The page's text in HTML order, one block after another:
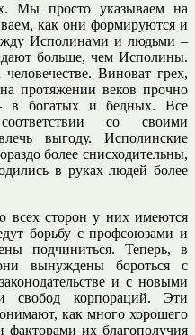
Мы просто указываем на
как они формируются и
Исполинами и людьми –
больше, чем Исполины.
Виноват грех,
протяжении веков прочно
– в богатых и бедных. Все
со своими
выгоду. Исполинские
более снисходительны,
в руках людей более
всех сторон у них имеются
борьбу с профсоюзами и
подчиниться. Теперь, в
вынуждены бороться с
и с новыми
свобод корпораций. Эти
как много хорошего
их благополучия